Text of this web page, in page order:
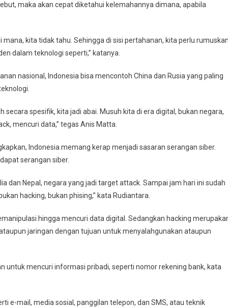
maka akan cepat diketahui kelemahannya dimana, apabila
kita tidak tahu. Sehingga di sisi pertahanan, kita perlu
dalam teknologi seperti,” katanya.
nasional, Indonesia bisa mencontoh China dan Rusia yang paling
spesifik, kita jadi abai. Musuh kita di era digital, bukan negara,
mencuri data,” tegas Anis Matta.
Indonesia memang kerap menjadi sasaran serangan siber.
serangan siber.
dan Nepal, negara yang jadi target attack. Sampai jam hari ini sudah
hacking, bukan phising,” kata Rudiantara.
hingga mencuri data digital. Sedangkan hacking
jaringan dengan tujuan untuk menyalahgunakan ataupun
untuk mencuri informasi pribadi, seperti nomor rekening bank, kata
e-mail, media sosial, panggilan telepon, dan SMS, atau teknik